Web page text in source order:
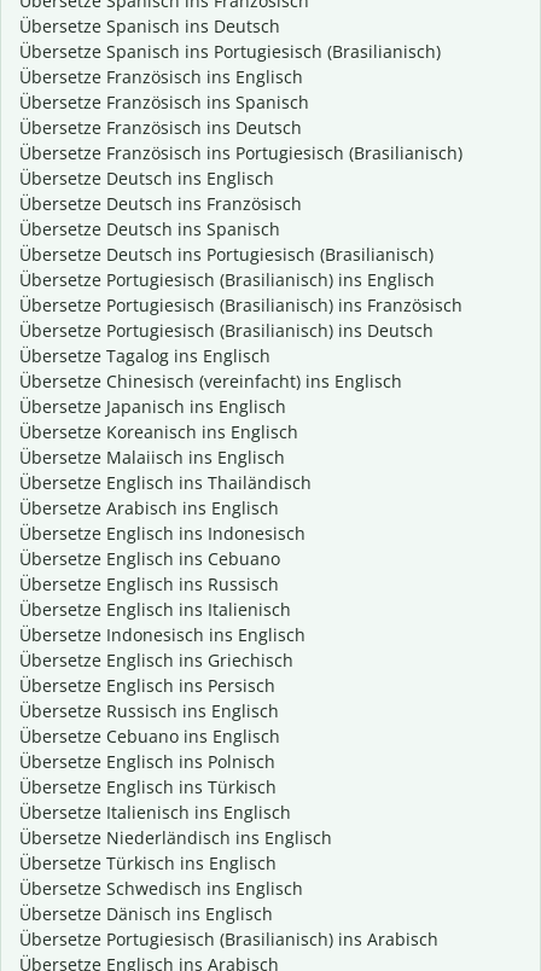
Übersetze Spanisch ins Deutsch
Übersetze Spanisch ins Portugiesisch (Brasilianisch)
Übersetze Französisch ins Englisch
Übersetze Französisch ins Spanisch
Übersetze Französisch ins Deutsch
Übersetze Französisch ins Portugiesisch (Brasilianisch)
Übersetze Deutsch ins Englisch
Übersetze Deutsch ins Französisch
Übersetze Deutsch ins Spanisch
Übersetze Deutsch ins Portugiesisch (Brasilianisch)
Übersetze Portugiesisch (Brasilianisch) ins Englisch
Übersetze Portugiesisch (Brasilianisch) ins Französisch
Übersetze Portugiesisch (Brasilianisch) ins Deutsch
Übersetze Tagalog ins Englisch
Übersetze Chinesisch (vereinfacht) ins Englisch
Übersetze Japanisch ins Englisch
Übersetze Koreanisch ins Englisch
Übersetze Malaiisch ins Englisch
Übersetze Englisch ins Thailändisch
Übersetze Arabisch ins Englisch
Übersetze Englisch ins Indonesisch
Übersetze Englisch ins Cebuano
Übersetze Englisch ins Russisch
Übersetze Englisch ins Italienisch
Übersetze Indonesisch ins Englisch
Übersetze Englisch ins Griechisch
Übersetze Englisch ins Persisch
Übersetze Russisch ins Englisch
Übersetze Cebuano ins Englisch
Übersetze Englisch ins Polnisch
Übersetze Englisch ins Türkisch
Übersetze Italienisch ins Englisch
Übersetze Niederländisch ins Englisch
Übersetze Türkisch ins Englisch
Übersetze Schwedisch ins Englisch
Übersetze Dänisch ins Englisch
Übersetze Portugiesisch (Brasilianisch) ins Arabisch
Übersetze Englisch ins Arabisch